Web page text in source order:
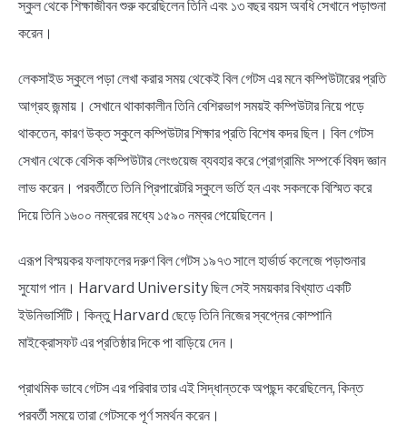
স্কুল থেকে শিক্ষাজীবন শুরু করেছিলেন তিনি এবং ১৩ বছর বয়স অবধি সেখানে পড়াশুনা
করেন।
লেকসাইড স্কুলে পড়া লেখা করার সময় থেকেই বিল গেটস এর মনে কম্পিউটারের প্রতি
আগ্রহ জন্মায়। সেখানে থাকাকালীন তিনি বেশিরভাগ সময়ই কম্পিউটার নিয়ে পড়ে
থাকতেন, কারণ উক্ত স্কুলে কম্পিউটার শিক্ষার প্রতি বিশেষ কদর ছিল। বিল গেটস
সেখান থেকে বেসিক কম্পিউটার লেংগুয়েজ ব্যবহার করে প্রোগ্রামিং সম্পর্কে বিষদ জ্ঞান
লাভ করেন। পরবর্তীতে তিনি প্রিপারেটরি স্কুলে ভর্তি হন এবং সকলকে বিস্মিত করে
দিয়ে তিনি ১৬০০ নম্বরের মধ্যে ১৫৯০ নম্বর পেয়েছিলেন।
এরূপ বিস্ময়কর ফলাফলের দরুণ বিল গেটস ১৯৭৩ সালে হার্ভার্ড কলেজে পড়াশুনার
সুযোগ পান। Harvard University ছিল সেই সময়কার বিখ্যাত একটি
ইউনিভার্সিটি। কিন্তু Harvard ছেড়ে তিনি নিজের স্বপ্নের কোম্পানি
মাইক্রোসফট এর প্রতিষ্ঠার দিকে পা বাড়িয়ে দেন।
প্রাথমিক ভাবে গেটস এর পরিবার তার এই সিদ্ধান্তকে অপছন্দ করেছিলেন, কিন্ত
পরবর্তী সময়ে তারা গেটসকে পূর্ণ সমর্থন করেন।